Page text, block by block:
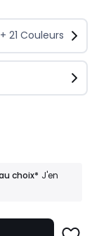
+ 21 Couleurs
choix* J'en